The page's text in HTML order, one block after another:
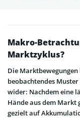
Makro-
Marktzyklus?
Die
beobachtendes
wider: Nachdem eine
Hände aus dem Markt
gezielt auf